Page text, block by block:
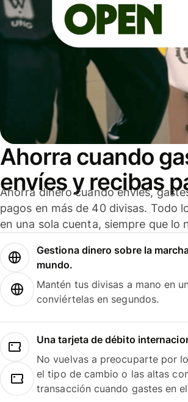
Ahorra cuando
envíes y recibas
Ahorra dinero cuando envíes,
pagos en más de 40 divisas. Todo
en una sola cuenta, siempre que lo
Gestiona dinero sobre la
mundo.
Mantén tus divisas a mano en
conviértelas en segundos.
Una tarjeta de débito
No vuelvas a preocuparte por
el tipo de cambio o las altas
transacción cuando gastes en